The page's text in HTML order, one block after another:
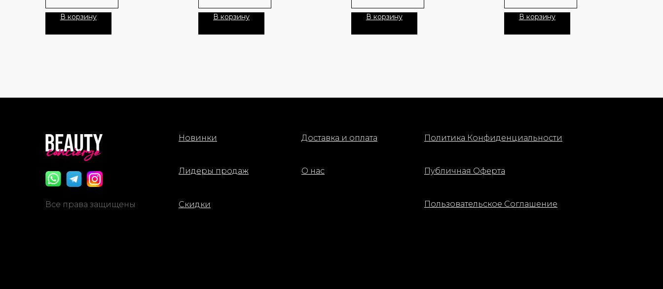
В корзину В корзину В корзину В корзину
Все права защищены
Политика Конфиденциальности
Доставка и оплата
О нас Публичная Оферта
Пользовательское Соглашение
Новинки
Лидеры продаж
Скидки